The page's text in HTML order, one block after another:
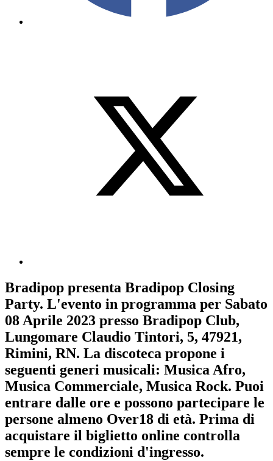
Bradipop presenta Bradipop Closing
Party. L'evento in programma per Sabato
08 Aprile 2023 presso Bradipop Club,
Lungomare Claudio Tintori, 5, 47921,
Rimini, RN. La discoteca propone i
seguenti generi musicali: Musica Afro,
Musica Commerciale, Musica Rock. Puoi
entrare dalle ore e possono partecipare le
persone almeno Over18 di età. Prima di
acquistare il biglietto online controlla
sempre le condizioni d'ingresso.